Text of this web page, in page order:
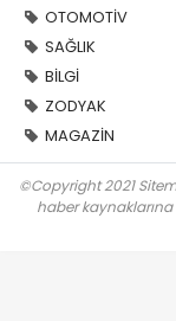
OTOMOTİV
SAĞLIK
BİLGİ
ZODYAK
MAGAZİN
©Copyright 2021
haber